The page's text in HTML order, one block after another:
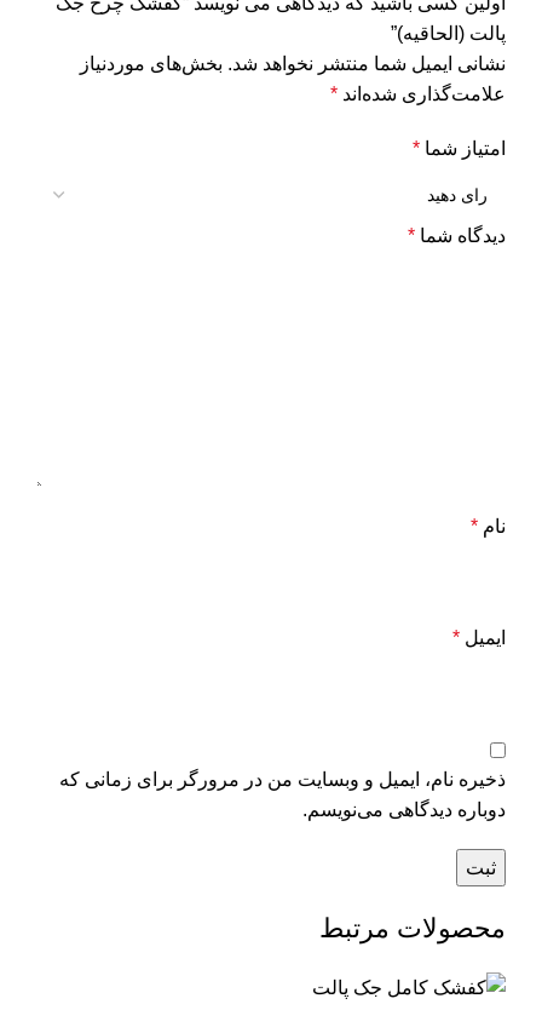
پالت (الحاقیه)”
نشانی ایمیل شما منتشر نخواهد شد. بخش‌های موردنیاز
علامت‌گذاری شده‌اند *
امتیاز شما *
دیدگاه شما *
نام *
ایمیل *
ذخیره نام، ایمیل و وبسایت من در مرورگر برای زمانی که
دوباره دیدگاهی می‌نویسم.
محصولات مرتبط